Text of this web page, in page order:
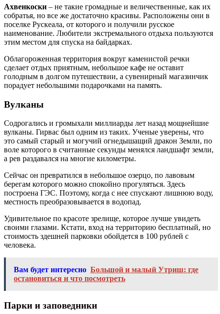
Ахвенкоски – не такие громадные и величественные, как их
собратья, но все же достаточно красивы. Расположены они в
поселке Рускеала, от которого и получили русское
наименование. Любители экстремального отдыха пользуются
этим местом для спуска на байдарках.
Облагороженная территория вокруг каменистой речки
сделает отдых приятным, небольшое кафе не оставит
голодным в долгом путешествии, а сувенирный магазинчик
порадует небольшими подарочками на память.
Вулканы
Содрогались и громыхали миллиарды лет назад мощнейшие
вулканы. Гирвас был одним из таких. Ученые уверены, что
это самый старый и могучий огнедышащий дракон Земли, по
воле которого в считанные секунды менялся ландшафт земли,
а рев раздавался на многие километры.
Сейчас он превратился в небольшое озерцо, по лавовым
берегам которого можно спокойно прогуляться. Здесь
построена ГЭС. Поэтому, когда с нее спускают лишнюю воду,
местность преобразовывается в водопад.
Удивительное по красоте зрелище, которое лучше увидеть
своими глазами. Кстати, вход на территорию бесплатный, но
стоимость здешней парковки обойдется в 100 рублей с
человека.
Вам будет интересно Большой и малый Утриш: где
остановиться и что посмотреть
Парки и заповедники